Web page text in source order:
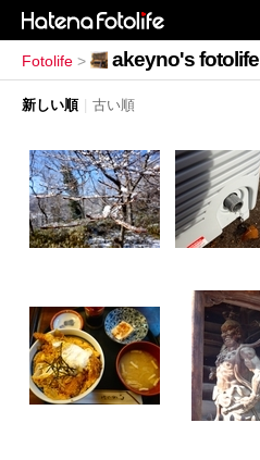
Fotolife > akeyno's fotolife
新しい順 古い順